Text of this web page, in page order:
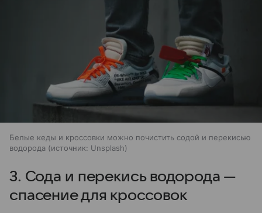
Белые кеды и кроссовки можно почистить содой и перекисью
водорода
источник: Unsplash
3. Сода и перекись водорода —
спасение для кроссовок